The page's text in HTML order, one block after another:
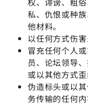
私、仇恨或种
他材料。
以任何方式伤害
冒充任何个人
员、论坛领导
或以其他方式
伪造标头或以
务传输的任何内